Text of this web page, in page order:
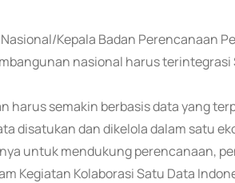
Kepala Badan Perencanaan
nasional harus terintegrasi
harus semakin berbasis data yang
disatukan dan dikelola dalam satu
untuk mendukung perencanaan,
Kegiatan Kolaborasi Satu Data